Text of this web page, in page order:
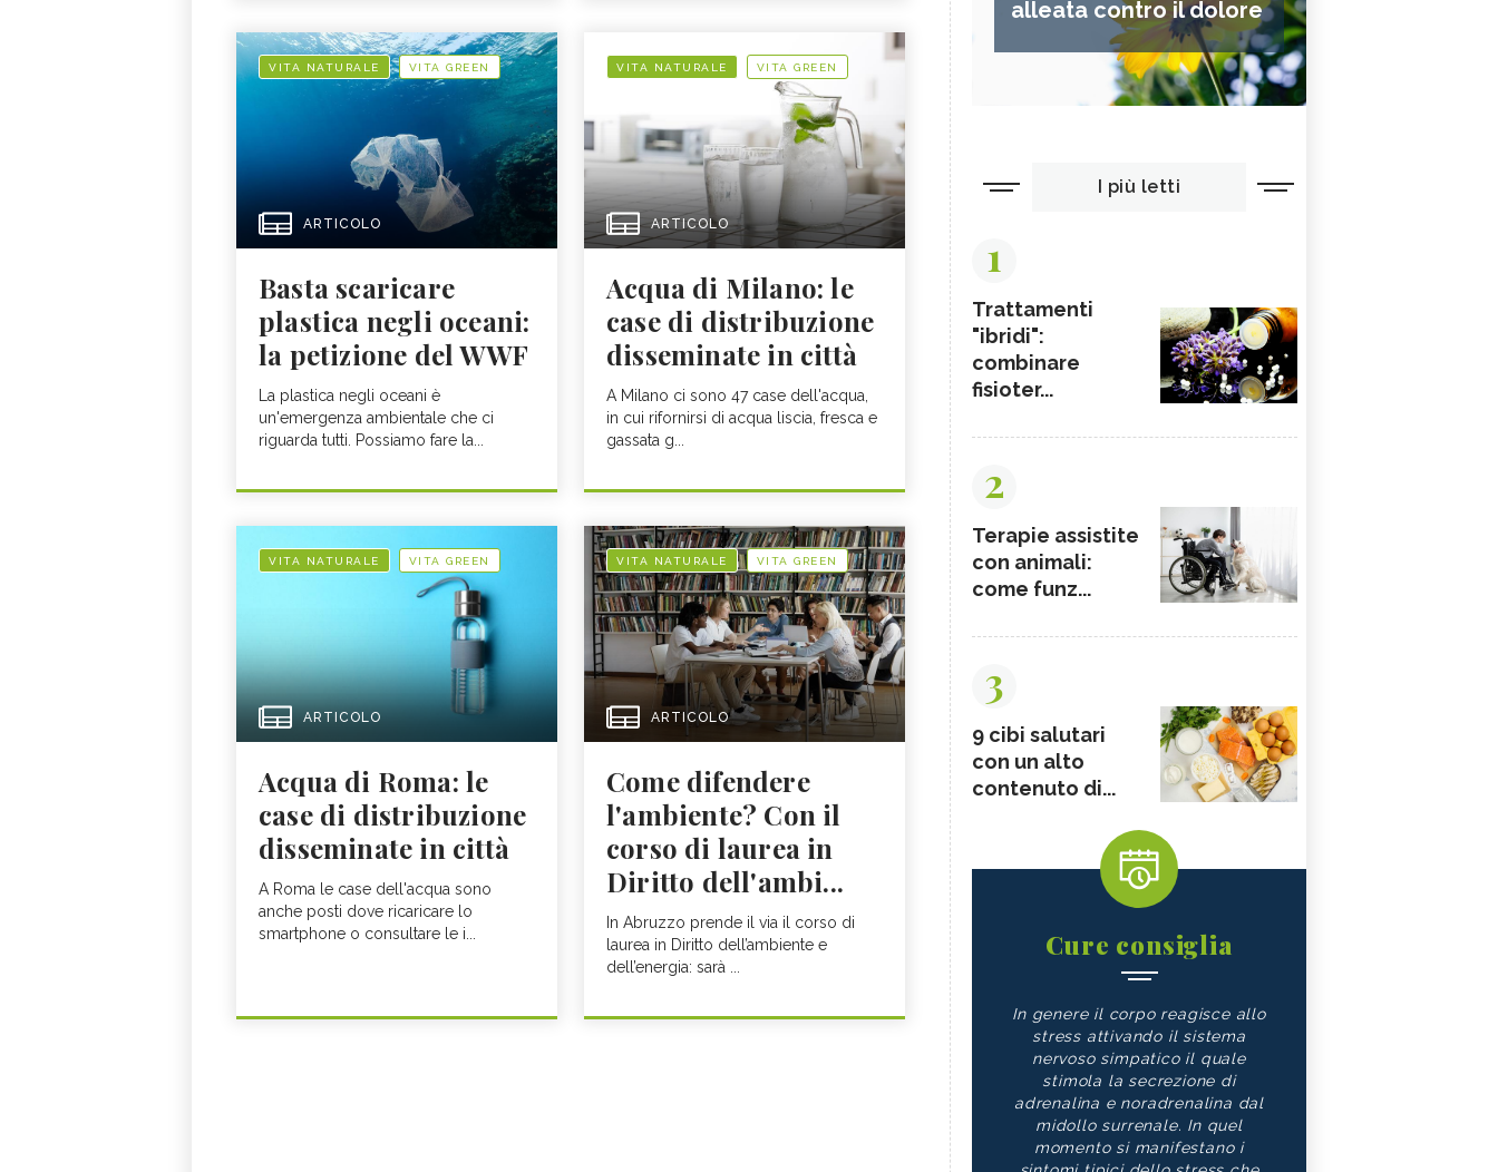
VITA NATURALE VITA GREEN
ARTICOLO
Basta scaricare
plastica negli oceani:
la petizione del WWF
La plastica negli oceani è
un'emergenza ambientale che ci
riguarda tutti. Possiamo fare la...
VITA NATURALE VITA GREEN
ARTICOLO
Acqua di Milano: le
case di distribuzione
disseminate in città
A Milano ci sono 47 case dell'acqua,
in cui rifornirsi di acqua liscia, fresca e
gassata g...
VITA NATURALE VITA GREEN
ARTICOLO
Acqua di Roma: le
case di distribuzione
disseminate in città
A Roma le case dell'acqua sono
anche posti dove ricaricare lo
smartphone o consultare le i...
VITA NATURALE VITA GREEN
ARTICOLO
Come difendere
l'ambiente? Con il
corso di laurea in
Diritto dell'ambi...
In Abruzzo prende il via il corso di
laurea in Diritto dell’ambiente e
dell’energia: sarà ...
alleata contro il dolore
I più letti
1
Trattamenti
"ibridi":
combinare
fisioter...
2
Terapie assistite
con animali:
come funz...
3
9 cibi salutari
con un alto
contenuto di...
Cure consiglia
In genere il corpo reagisce allo
stress attivando il sistema
nervoso simpatico il quale
stimola la secrezione di
adrenalina e noradrenalina dal
midollo surrenale. In quel
momento si manifestano i